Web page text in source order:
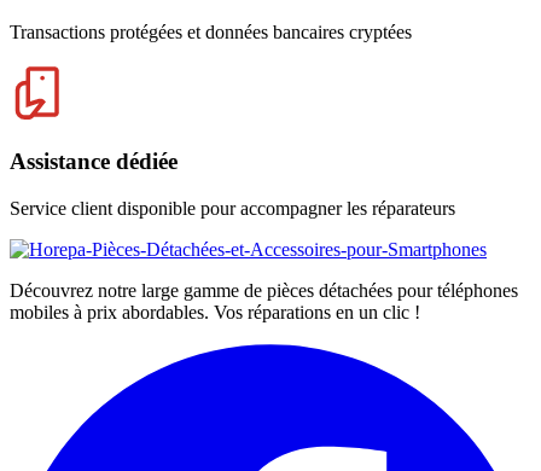
Transactions protégées et données bancaires cryptées
Assistance dédiée
Service client disponible pour accompagner les réparateurs
Découvrez notre large gamme de pièces détachées pour téléphones
mobiles à prix abordables. Vos réparations en un clic !